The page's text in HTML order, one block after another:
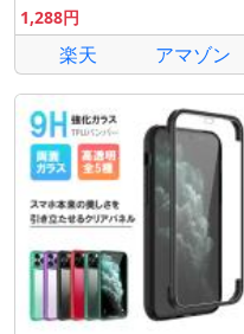
1,288円
楽天 アマゾン